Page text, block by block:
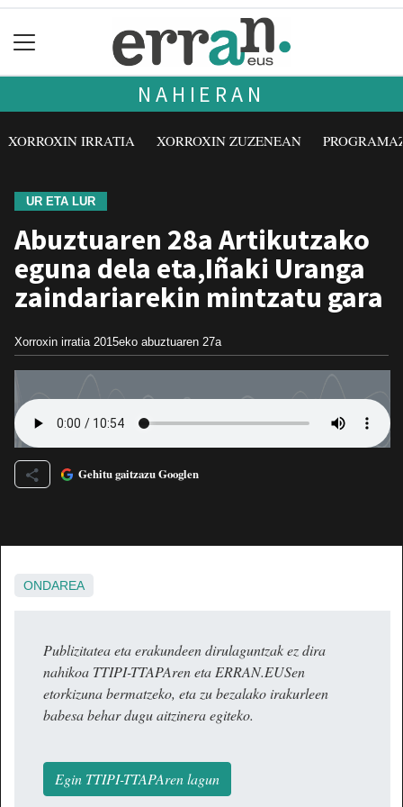
NAHIERAN
XORROXIN IRRATIA XORROXIN ZUZENEAN
UR ETA LUR
Abuztuaren 28a Artikutzako
eguna dela eta,Iñaki Uranga
zaindariarekin mintzatu gara
Xorroxin irratia 2015eko abuztuaren 27a
Gehitu gaitzazu Googlen
ONDAREA
Publizitatea eta erakundeen dirulaguntzak ez dira
nahikoa TTIPI-TTAPAren eta ERRAN.EUSen
etorkizuna bermatzeko, eta zu bezalako irakurleen
babesa behar dugu aitzinera egiteko.
Egin TTIPI-TTAPAren lagun